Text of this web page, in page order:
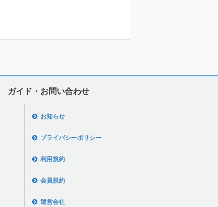
ガイド・お問い合わせ
お知らせ
プライバシーポリシー
利用規約
会員規約
運営会社